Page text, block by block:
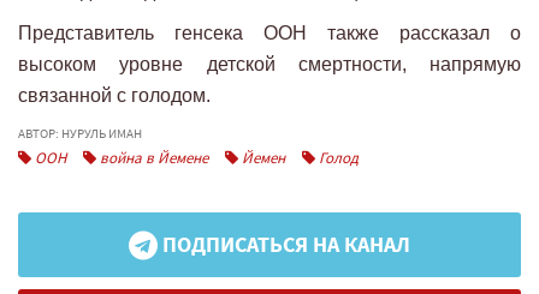
Представитель генсека ООН также рассказал о
высоком уровне детской смертности, напрямую
связанной с голодом.
АВТОР: НУРУЛЬ ИМАН
ООН война в Йемене Йемен Голод
ПОДПИСАТЬСЯ НА КАНАЛ